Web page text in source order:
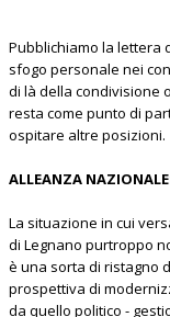
Pubblichiamo la lettera
sfogo personale nei
di là della condivisione
resta come punto di
ospitare altre posizioni.
ALLEANZA
La situazione in cui
di Legnano purtroppo
è una sorta di ristagno
prospettiva di
da quello politico -